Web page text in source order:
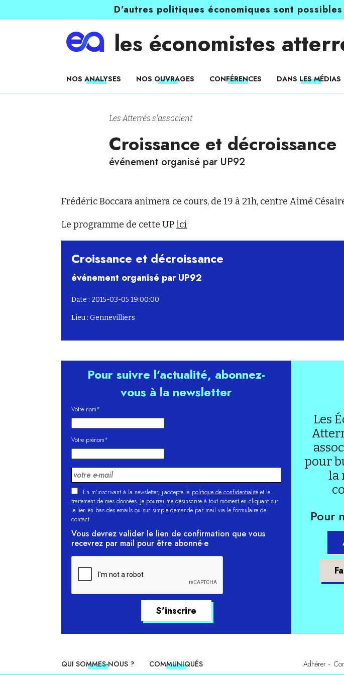
D’autres politiques économiques sont possibles
les économistes
NOS ANALYSES NOS OUVRAGES CONFÉRENCES DANS LES MÉDIAS
Les Atterrés s'associent
Croissance et décroissance
événement organisé par UP92
Frédéric Boccara animera ce cours, de 19 à 21h, centre Aimé
Le programme de cette UP ici
Croissance et décroissance
événement organisé par UP92
Date : 2015-03-05 19:00:00
Lieu : Gennevilliers
Pour suivre l’actualité, abonnez-
vous à la newsletter
Votre nom*
Votre prénom*
En m'inscrivant à la newsletter, j’accepte la politique de confidentialité et le
traitement de mes données. Je pourrai me désinscrire à tout moment en cliquant sur
le lien en bas des emails ou sur simple demande par mail via le formulaire de
contact.
Vous devrez valider le lien de confirmation que vous
recevrez par mail pour être abonné·e
Les
pour
la
Pour
QUI SOMMES-NOUS ? COMMUNIQUÉS Adhérer